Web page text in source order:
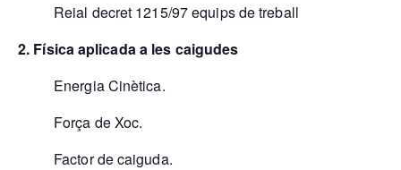
Reial decret 1215/97 equips de treball
2. Física aplicada a les caigudes
Energia Cinètica.
Força de Xoc.
Factor de caiguda.